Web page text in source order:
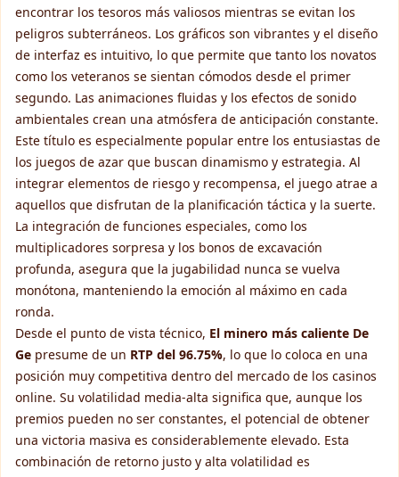
encontrar los tesoros más valiosos mientras se evitan los
peligros subterráneos. Los gráficos son vibrantes y el diseño
de interfaz es intuitivo, lo que permite que tanto los novatos
como los veteranos se sientan cómodos desde el primer
segundo. Las animaciones fluidas y los efectos de sonido
ambientales crean una atmósfera de anticipación constante.
Este título es especialmente popular entre los entusiastas de
los juegos de azar que buscan dinamismo y estrategia. Al
integrar elementos de riesgo y recompensa, el juego atrae a
aquellos que disfrutan de la planificación táctica y la suerte.
La integración de funciones especiales, como los
multiplicadores sorpresa y los bonos de excavación
profunda, asegura que la jugabilidad nunca se vuelva
monótona, manteniendo la emoción al máximo en cada
ronda.
Desde el punto de vista técnico, El minero más caliente De
Ge presume de un RTP del 96.75%, lo que lo coloca en una
posición muy competitiva dentro del mercado de los casinos
online. Su volatilidad media-alta significa que, aunque los
premios pueden no ser constantes, el potencial de obtener
una victoria masiva es considerablemente elevado. Esta
combinación de retorno justo y alta volatilidad es